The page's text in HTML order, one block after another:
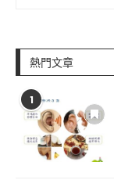
熱門文章
1